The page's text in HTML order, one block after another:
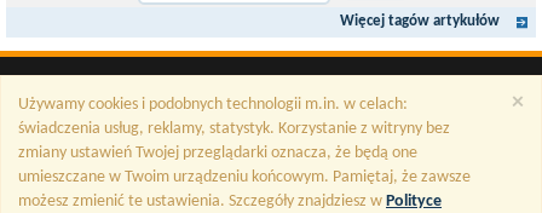
Więcej tagów artykułów
×
Używamy cookies i podobnych technologii m.in. w celach:
świadczenia usług, reklamy, statystyk. Korzystanie z witryny bez
zmiany ustawień Twojej przeglądarki oznacza, że będą one
umieszczane w Twoim urządzeniu końcowym. Pamiętaj, że zawsze
możesz zmienić te ustawienia. Szczegóły znajdziesz w Polityce